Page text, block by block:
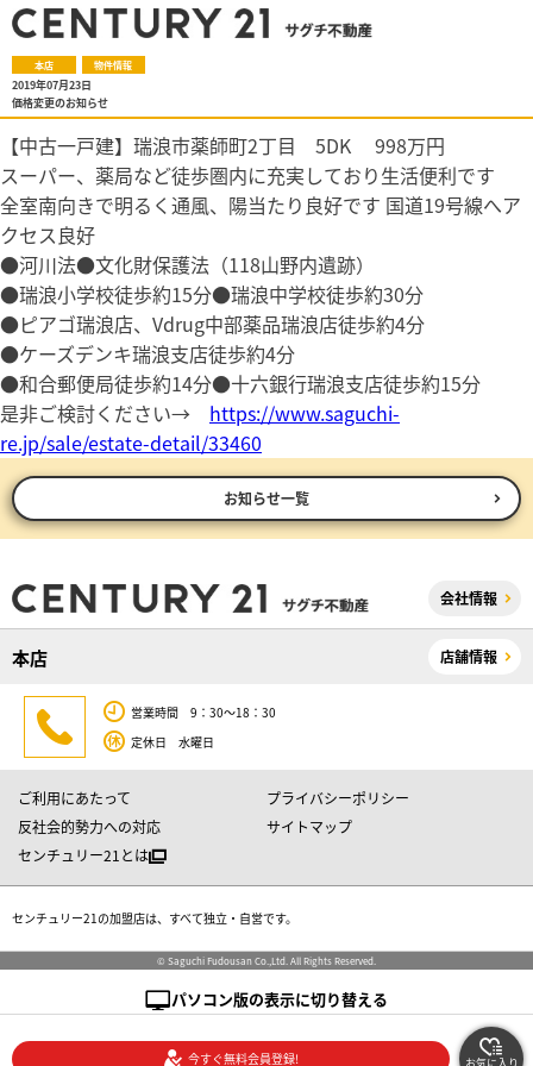
本店 物件情報
2019年07月23日
価格変更のお知らせ
【中古一戸建】瑞浪市薬師町2丁目 5DK 998万円
スーパー、薬局など徒歩圏内に充実しており生活便利です
全室南向きで明るく通風、陽当たり良好です 国道19号線へア
クセス良好
●河川法●文化財保護法（118山野内遺跡）
●瑞浪小学校徒歩約15分●瑞浪中学校徒歩約30分
●ピアゴ瑞浪店、Vdrug中部薬品瑞浪店徒歩約4分
●ケーズデンキ瑞浪支店徒歩約4分
●和合郵便局徒歩約14分●十六銀行瑞浪支店徒歩約15分
是非ご検討ください→ https://www.saguchi-
re.jp/sale/estate-detail/33460
お知らせ一覧
会社情報
本店 店舗情報
営業時間 9：30～18：30
定休日 水曜日
ご利用にあたって
プライバシーポリシー
反社会的勢力への対応
サイトマップ
センチュリー21とは
センチュリー21の加盟店は、すべて独立・自営です。
© Saguchi Fudousan Co.,Ltd. All Rights Reserved.
パソコン版の表示に切り替える
今すぐ無料会員登録!